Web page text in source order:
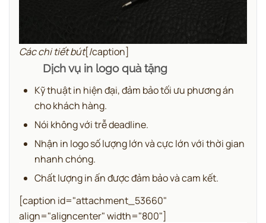
Các chi tiết bút[/caption]
Dịch vụ in logo quà tặng
Kỹ thuật in hiện đại, đảm bảo tối ưu phương án
cho khách hàng.
Nói không với trễ deadline.
Nhận in logo số lượng lớn và cực lớn với thời gian
nhanh chóng.
Chất lượng in ấn được đảm bảo và cam kết.
[caption id="attachment_53660"
align="aligncenter" width="800"]